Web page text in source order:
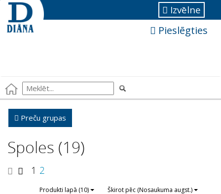
Izvēlne
Pieslēgties
Preču grupas
Spoles (19)
1 2
Produkti lapā (10) Škirot pēc (Nosaukuma augst.)